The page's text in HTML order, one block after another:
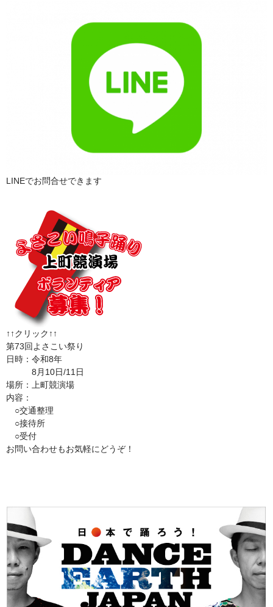
LINEでお問合せできます
↑↑クリック↑↑
第73回よさこい祭り
日時：令和8年
8月10日/11日
場所：上町競演場
内容：
○交通整理
○接待所
○受付
お問い合わせもお気軽にどうぞ！